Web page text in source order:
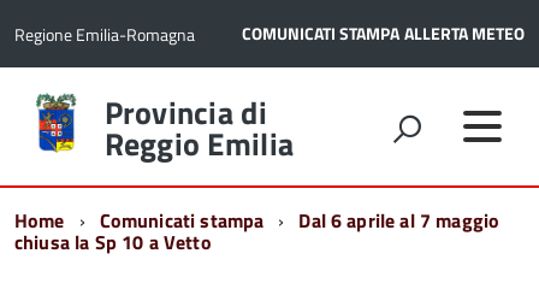
Regione Emilia-Romagna COMUNICATI STAMPAALLERTA METEO
Torna
alla
home
Provincia di
Reggio Emilia
Home Comunicati stampa Dal 6 aprile al 7 maggio
chiusa la Sp 10 a Vetto